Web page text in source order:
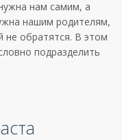
нам самим, а
нашим родителям,
не обратятся. В этом
подразделить